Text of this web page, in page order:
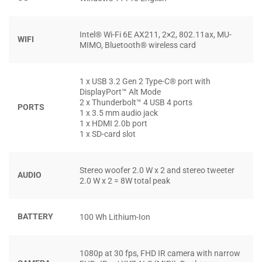
5680còn được trang bị công nghệAnti-Glare chống chói
và góc nhìn rộng, giúp duy trì hình ảnh sắc nét ở mọi điều
cho phép đăng nhập bằng khuôn mặt nhanh chóng và an
màu, độ sáng cao và tính năng hiện đại khiến chiếc máy
WIFI
Intel® Wi-Fi 6E AX211, 2×2, 802.11ax, MU-
MIMO, Bluetooth® wireless card
PORTS
1 x USB 3.2 Gen 2 Type-C® port with
DisplayPort™ Alt Mode
2 x Thunderbolt™ 4 USB 4 ports
1 x 3.5 mm audio jack
1 x HDMI 2.0b port
1 x SD-card slot
AUDIO
Stereo woofer 2.0 W x 2 and stereo tweeter
2.0 W x 2 = 8W total peak
BATTERY 100 Wh Lithium-Ion
1080p at 30 fps, FHD IR camera with narrow